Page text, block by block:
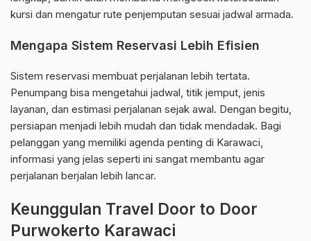
kursi dan mengatur rute penjemputan sesuai jadwal armada.
Mengapa Sistem Reservasi Lebih Efisien
Sistem reservasi membuat perjalanan lebih tertata.
Penumpang bisa mengetahui jadwal, titik jemput, jenis
layanan, dan estimasi perjalanan sejak awal. Dengan begitu,
persiapan menjadi lebih mudah dan tidak mendadak. Bagi
pelanggan yang memiliki agenda penting di Karawaci,
informasi yang jelas seperti ini sangat membantu agar
perjalanan berjalan lebih lancar.
Keunggulan Travel Door to Door
Purwokerto Karawaci